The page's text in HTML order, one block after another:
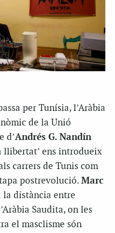
per Tunísia, l’Aràbia
de la Unió
d’Andrés G. Nandín
llibertat’ ens introdueix
carrers de Tunis com
postrevolució. Marc
la distància entre
Saudita, on les
el masclisme són